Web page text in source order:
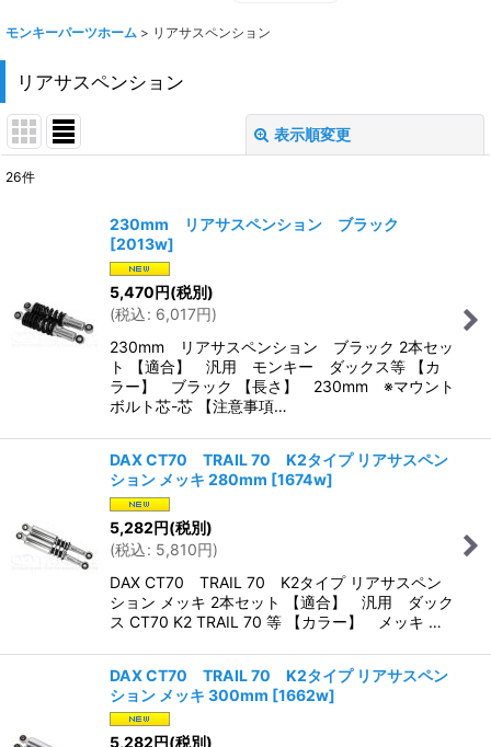
モンキーパーツホーム > リアサスペンション
リアサスペンション
表示順変更
絞り込む
26件
230mm リアサスペンション ブラック
[2013w]
5,470円(税別)
(税込: 6,017円)
230mm リアサスペンション ブラック 2本セッ
ト 【適合】 汎用 モンキー ダックス等 【カ
ラー】 ブラック 【長さ】 230mm ※マウント
ボルト芯-芯 【注意事項…
DAX CT70 TRAIL 70 K2タイプ リアサスペン
ション メッキ 280mm [1674w]
5,282円(税別)
(税込: 5,810円)
DAX CT70 TRAIL 70 K2タイプ リアサスペン
ション メッキ 2本セット 【適合】 汎用 ダック
ス CT70 K2 TRAIL 70 等 【カラー】 メッキ …
DAX CT70 TRAIL 70 K2タイプ リアサスペン
ション メッキ 300mm [1662w]
5,282円(税別)